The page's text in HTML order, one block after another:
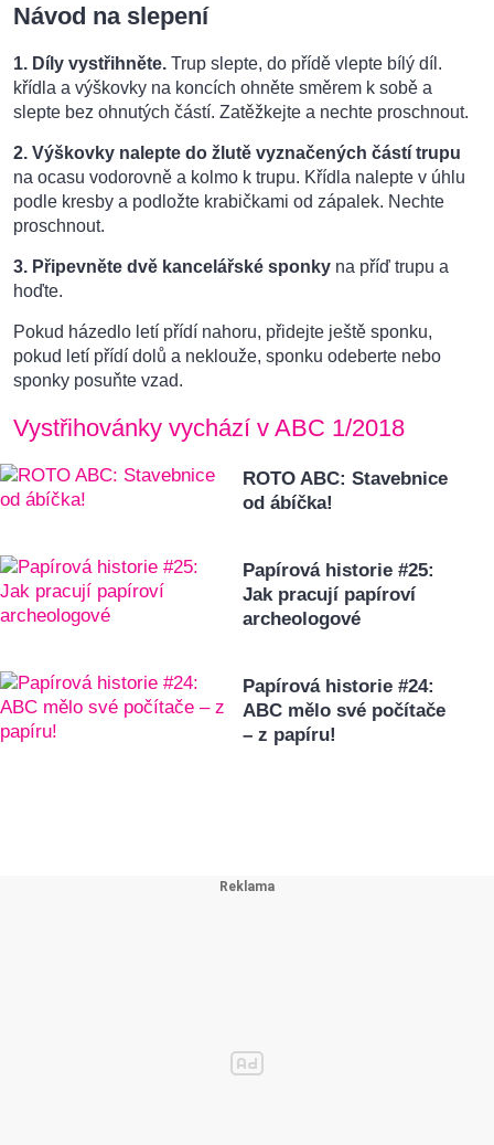
Návod na slepení
1. Díly vystřihněte. Trup slepte, do přídě vlepte bílý díl.
křídla a výškovky na koncích ohněte směrem k sobě a
slepte bez ohnutých částí. Zatěžkejte a nechte proschnout.
2. Výškovky nalepte do žlutě vyznačených částí trupu
na ocasu vodorovně a kolmo k trupu. Křídla nalepte v úhlu
podle kresby a podložte krabičkami od zápalek. Nechte
proschnout.
3. Připevněte dvě kancelářské sponky na příď trupu a
hoďte.
Pokud házedlo letí přídí nahoru, přidejte ještě sponku,
pokud letí přídí dolů a neklouže, sponku odeberte nebo
sponky posuňte vzad.
Vystřihovánky vychází v ABC 1/2018
ROTO ABC: Stavebnice
od ábíčka!
Papírová historie #25:
Jak pracují papíroví
archeologové
Papírová historie #24:
ABC mělo své počítače
– z papíru!